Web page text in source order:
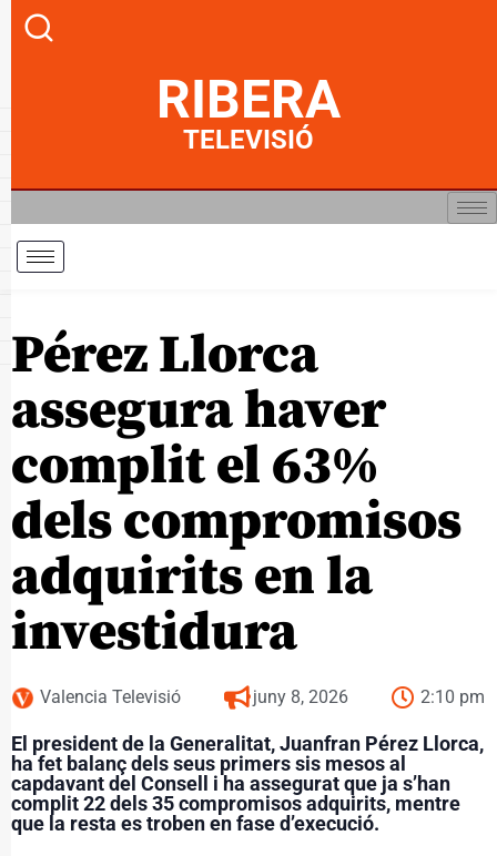
RIBERA
TELEVISIÓ
Pérez Llorca
assegura haver
complit el 63%
dels compromisos
adquirits en la
investidura
Valencia Televisió juny 8, 2026 2:10 pm
El president de la Generalitat, Juanfran Pérez Llorca,
ha fet balanç dels seus primers sis mesos al
capdavant del Consell i ha assegurat que ja s’han
complit 22 dels 35 compromisos adquirits, mentre
que la resta es troben en fase d’execució.